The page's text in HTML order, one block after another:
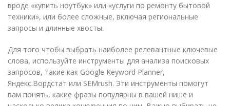
вроде «купить ноутбук» или «услуги по ремонту бытовой
техники», или более сложные, включая региональные
запросы и длинные хвосты.
Для того чтобы выбрать наиболее релевантные ключевые
слова, используйте инструменты для анализа поисковых
запросов, такие как Google Keyword Planner,
Яндекс.Вордстат или SEMrush. Эти инструменты помогут
вам понять, какие фразы популярны в вашей нише и